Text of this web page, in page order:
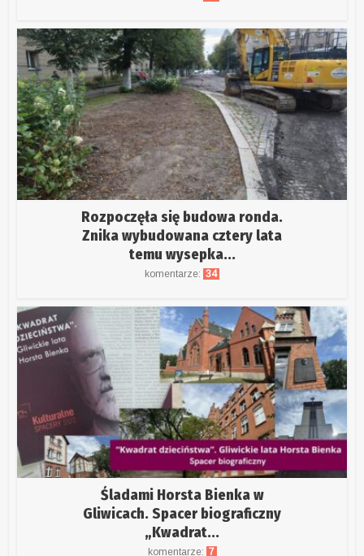
Rozpoczęła się budowa ronda.
Znika wybudowana cztery lata
temu wysepka...
komentarze: 34
Śladami Horsta Bienka w
Gliwicach. Spacer biograficzny
„Kwadrat...
komentarze: 7